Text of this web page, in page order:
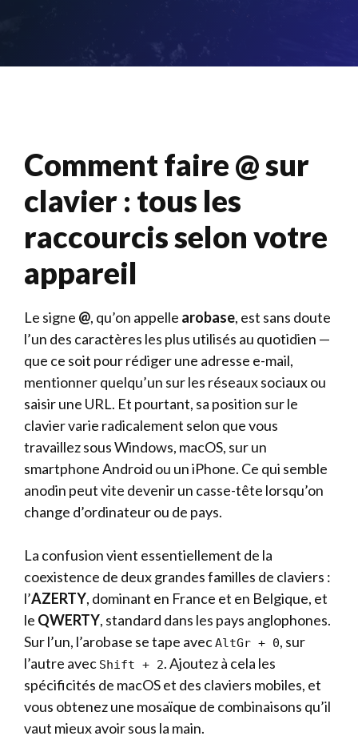
Comment faire @ sur
clavier : tous les
raccourcis selon votre
appareil
Le signe @, qu’on appelle arobase, est sans doute
l’un des caractères les plus utilisés au quotidien —
que ce soit pour rédiger une adresse e-mail,
mentionner quelqu’un sur les réseaux sociaux ou
saisir une URL. Et pourtant, sa position sur le
clavier varie radicalement selon que vous
travaillez sous Windows, macOS, sur un
smartphone Android ou un iPhone. Ce qui semble
anodin peut vite devenir un casse-tête lorsqu’on
change d’ordinateur ou de pays.
La confusion vient essentiellement de la
coexistence de deux grandes familles de claviers :
l’AZERTY, dominant en France et en Belgique, et
le QWERTY, standard dans les pays anglophones.
Sur l’un, l’arobase se tape avecAltGr + 0, sur
l’autre avec Shift + 2. Ajoutez à cela les
spécificités de macOS et des claviers mobiles, et
vous obtenez une mosaïque de combinaisons qu’il
vaut mieux avoir sous la main.